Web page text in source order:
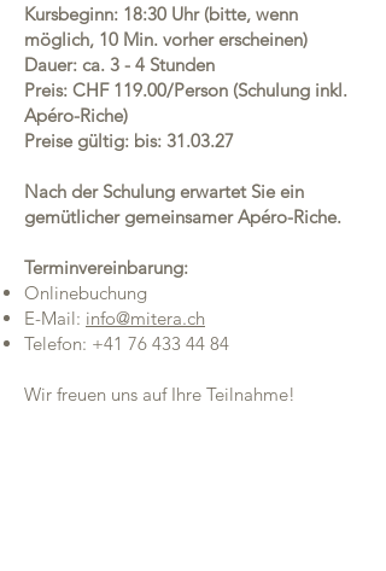
Kursbeginn: 18:30 Uhr (bitte, wenn
möglich, 10 Min. vorher erscheinen)
Dauer: ca. 3 - 4 Stunden
Preis: CHF 119.00/Person (Schulung inkl.
Apéro-Riche)
Preise gültig: bis: 31.03.27
Nach der Schulung erwartet Sie ein
gemütlicher gemeinsamer Apéro-Riche.
Terminvereinbarung:
Onlinebuchung
E-Mail: info@mitera.ch
Telefon: +41 76 433 44 84
Wir freuen uns auf Ihre Teilnahme!